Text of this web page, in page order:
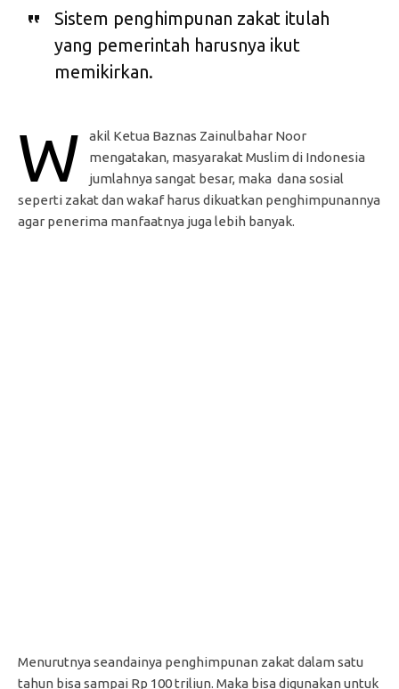
Sistem penghimpunan zakat itulah
yang pemerintah harusnya ikut
memikirkan.
W
akil Ketua Baznas Zainulbahar Noor
mengatakan, masyarakat Muslim di Indonesia
jumlahnya sangat besar, maka dana sosial
seperti zakat dan wakaf harus dikuatkan penghimpunannya
agar penerima manfaatnya juga lebih banyak.
Menurutnya seandainya penghimpunan zakat dalam satu
tahun bisa sampai Rp 100 triliun. Maka bisa digunakan untuk